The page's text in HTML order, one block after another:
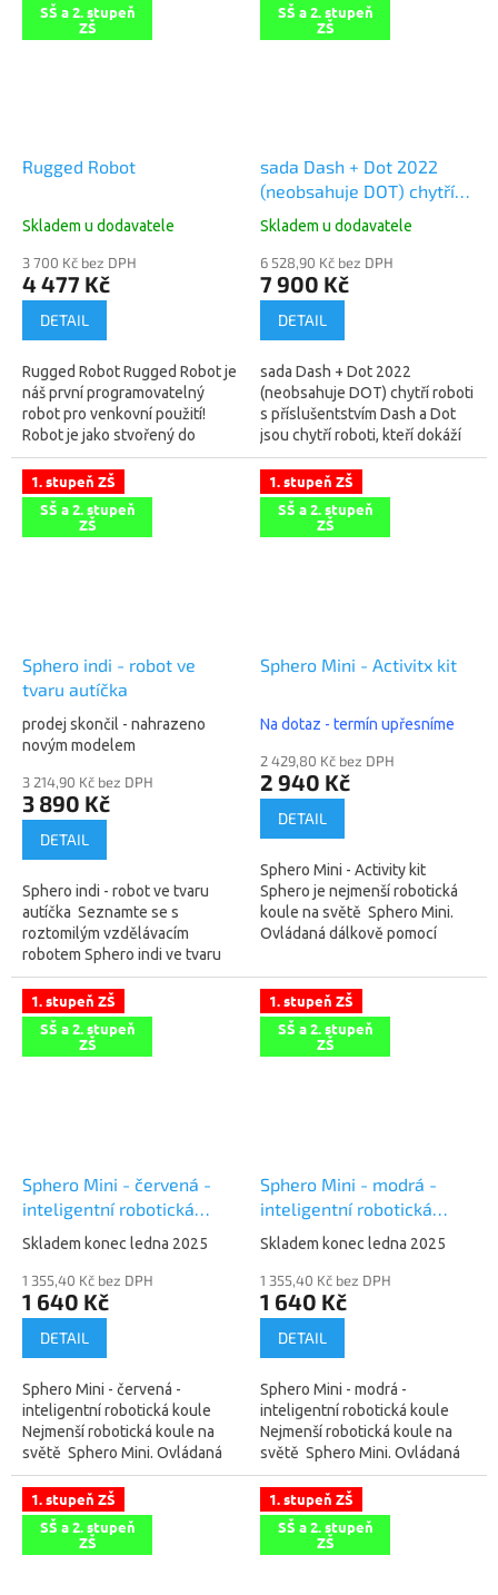
SŠ a 2. stupeň
ZŠ
Rugged Robot
Skladem u dodavatele
3 700 Kč bez DPH
4 477 Kč
DETAIL
Rugged Robot Rugged Robot je
náš první programovatelný
robot pro venkovní použití!
Robot je jako stvořený do
těžších podmínek a umí se
vypořádat s různými druhy
terénu –...
SŠ a 2. stupeň
ZŠ
sada Dash + Dot 2022
(neobsahuje DOT) chytří
roboti s příslušentstvím
Skladem u dodavatele
6 528,90 Kč bez DPH
7 900 Kč
DETAIL
sada Dash + Dot 2022
(neobsahuje DOT) chytří roboti
s příslušentstvím Dash a Dot
jsou chytří roboti, kteří dokáží
interaktivně reagovat na své
okolí, nebo se přesně řídit
vámi...
1. stupeň ZŠ
SŠ a 2. stupeň
ZŠ
Sphero indi - robot ve
tvaru autíčka
prodej skončil - nahrazeno
novým modelem
3 214,90 Kč bez DPH
3 890 Kč
DETAIL
Sphero indi - robot ve tvaru
autíčka Seznamte se s
roztomilým vzdělávacím
robotem Sphero indi ve tvaru
autíčka. Je určen pro jednoho
až tři malé začínající
programátory...
1. stupeň ZŠ
SŠ a 2. stupeň
ZŠ
Sphero Mini - Activitx kit
Na dotaz - termín upřesníme
2 429,80 Kč bez DPH
2 940 Kč
DETAIL
Sphero Mini - Activity kit
Sphero je nejmenší robotická
koule na světě Sphero Mini.
Ovládaná dálkově pomocí
Bluetooth s dosahem až 10
m....
1. stupeň ZŠ
SŠ a 2. stupeň
ZŠ
Sphero Mini - červená -
inteligentní robotická
koule
Skladem konec ledna 2025
1 355,40 Kč bez DPH
1 640 Kč
DETAIL
Sphero Mini - červená -
inteligentní robotická koule
Nejmenší robotická koule na
světě Sphero Mini. Ovládaná
dálkově pomocí mobilního
telefonu či tabletu. Bluetooth...
1. stupeň ZŠ
SŠ a 2. stupeň
ZŠ
Sphero Mini - modrá -
inteligentní robotická
koule
Skladem konec ledna 2025
1 355,40 Kč bez DPH
1 640 Kč
DETAIL
Sphero Mini - modrá -
inteligentní robotická koule
Nejmenší robotická koule na
světě Sphero Mini. Ovládaná
dálkově pomocí mobilního
telefonu či tabletu. Bluetooth
s...
1. stupeň ZŠ
SŠ a 2. stupeň
ZŠ
1. stupeň ZŠ
SŠ a 2. stupeň
ZŠ